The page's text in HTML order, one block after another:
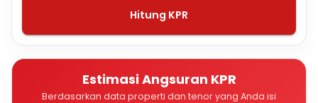
Hitung KPR
Estimasi Angsuran KPR
Berdasarkan data properti dan tenor yang Anda isi